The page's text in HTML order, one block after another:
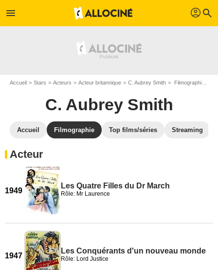
menu profil search
Accueil Stars Acteurs Acteur britannique C. Aubrey Smith Filmographie C. Aubrey Smith
C. Aubrey Smith
Accueil Filmographie Top films/séries Streaming
Acteur
1949
Les Quatre Filles du Dr March
Rôle: Mr Laurence
1947
Les Conquérants d'un nouveau monde
Rôle: Lord Justice